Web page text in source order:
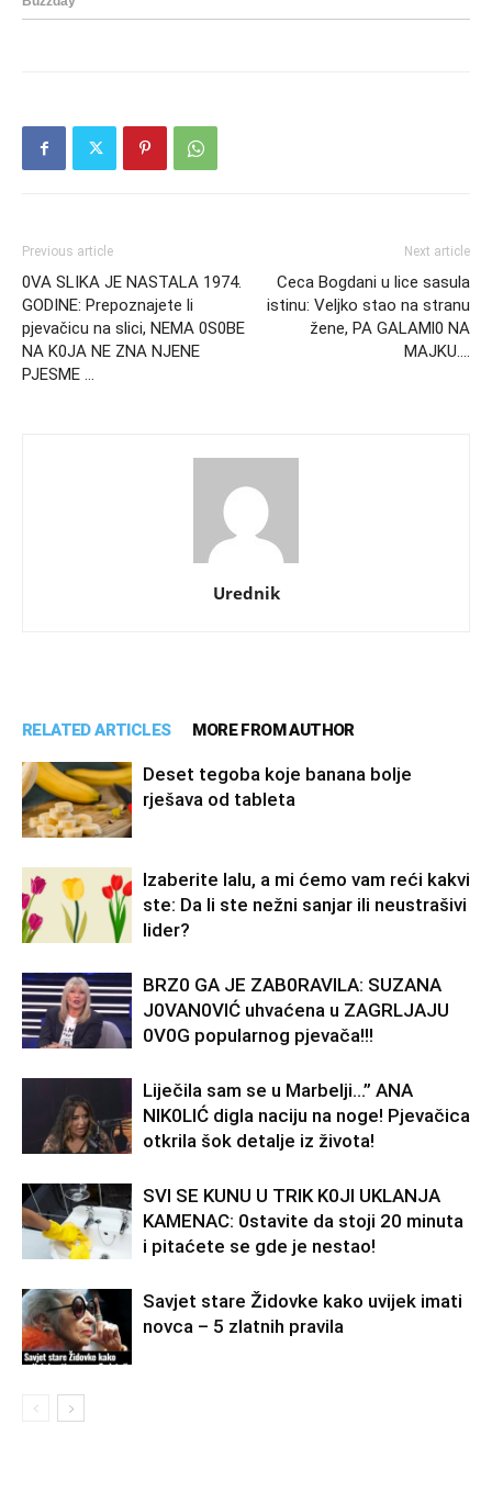
Previous article
0VA SLIKA JE NASTALA 1974.
GODINE: Prepoznajete li
pjevačicu na slici, NEMA 0S0BE
NA K0JA NE ZNA NJENE
PJESME …
Next article
Ceca Bogdani u lice sasula
istinu: Veljko stao na stranu
žene, PA GALAMl0 NA
MAJKU….
Urednik
RELATED ARTICLES MORE FROM AUTHOR
Deset tegoba koje banana bolje
rješava od tableta
Izaberite lalu, a mi ćemo vam reći kakvi
ste: Da li ste nežni sanjar ili neustrašivi
lider?
BRZ0 GA JE ZAB0RAVlLA: SUZANA
J0VAN0VIĆ uhvaćena u ZAGRLJAJU
0V0G popularnog pjevača!!!
Liječila sam se u Marbelji…” ANA
NlK0LlĆ digla naciju na noge! Pjevačica
otkrila šok detalje iz života!
SVl SE KUNU U TRlK K0Jl UKLANJA
KAMENAC: 0stavite da stoji 20 minuta
i pitaćete se gde je nestao!
Savjet stare Židovke kako uvijek imati
novca – 5 zlatnih pravila